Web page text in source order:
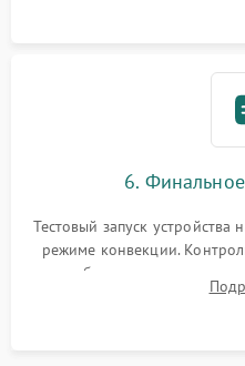
6.
Тестовый запуск
режиме конвекции.
срабатывания
температуры и тест